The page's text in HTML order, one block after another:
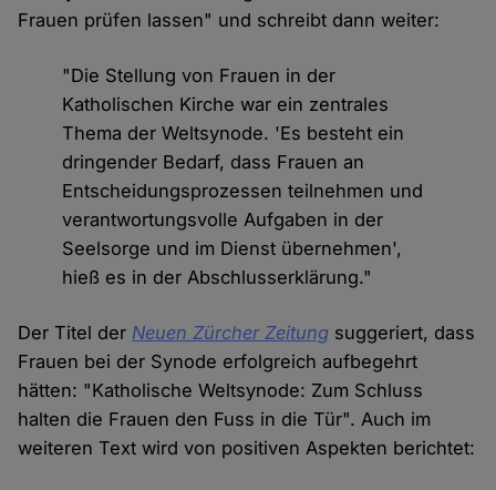
Frauen prüfen lassen" und schreibt dann weiter:
"Die Stellung von Frauen in der
Katholischen Kirche war ein zentrales
Thema der Weltsynode. 'Es besteht ein
dringender Bedarf, dass Frauen an
Entscheidungsprozessen teilnehmen und
verantwortungsvolle Aufgaben in der
Seelsorge und im Dienst übernehmen',
hieß es in der Abschlusserklärung."
Der Titel der Neuen Zürcher Zeitung suggeriert, dass
Frauen bei der Synode erfolgreich aufbegehrt
hätten: "Katholische Weltsynode: Zum Schluss
halten die Frauen den Fuss in die Tür". Auch im
weiteren Text wird von positiven Aspekten berichtet: